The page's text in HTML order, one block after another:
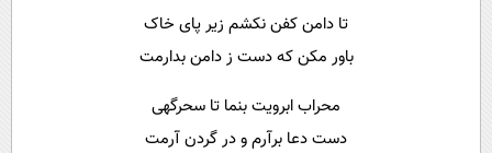
سفر و تفریح
ورزش
خواندنی ها و دیدنی ها
آموزش زبان
تا دامن کفن نکشم زیر پای خاک
باور مکن که دست ز دامن بدارمت
محراب ابرویت بنما تا سحرگهی
دست دعا برآرم و در گردن آرمت